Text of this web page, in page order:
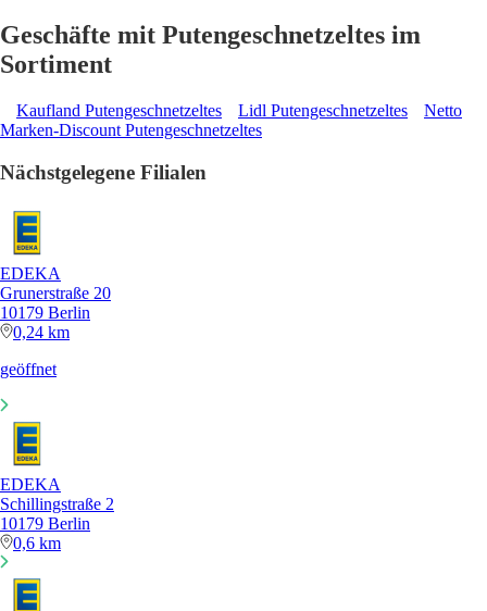
Geschäfte mit Putengeschnetzeltes im
Sortiment
Kaufland Putengeschnetzeltes Lidl Putengeschnetzeltes
Netto
Marken-Discount Putengeschnetzeltes
Nächstgelegene Filialen
EDEKA
Grunerstraße 20
10179 Berlin
0,24 km
geöffnet
EDEKA
Schillingstraße 2
10179 Berlin
0,6 km